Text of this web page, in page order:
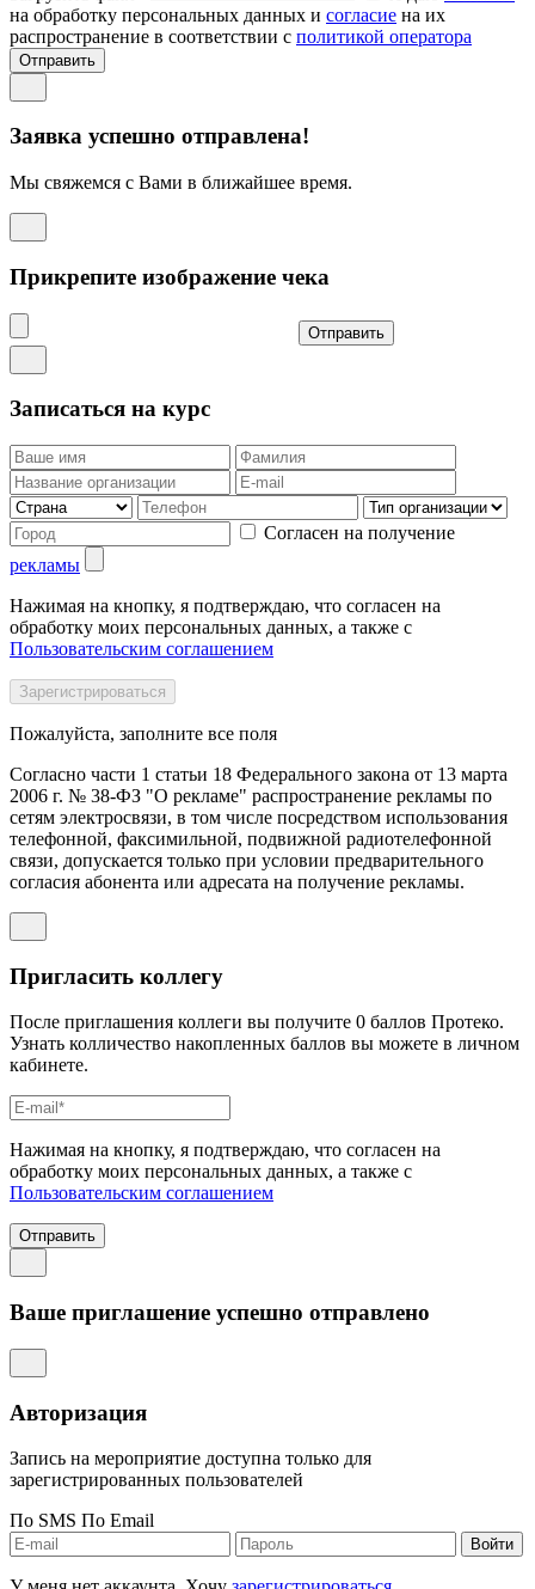
на обработку персональных данных и согласие на их
распространение в соответствии с политикой оператора
Отправить
Заявка успешно отправлена!
Мы свяжемся с Вами в ближайшее время.
Прикрепите изображение чека
Отправить
Записаться на курс
Согласен на получение
рекламы
Нажимая на кнопку, я подтверждаю, что согласен на
обработку моих персональных данных, а также с
Пользовательским соглашением
Пожалуйста, заполните все поля
Согласно части 1 статьи 18 Федерального закона от 13 марта
2006 г. № 38-ФЗ "О рекламе" распространение рекламы по
сетям электросвязи, в том числе посредством использования
телефонной, факсимильной, подвижной радиотелефонной
связи, допускается только при условии предварительного
согласия абонента или адресата на получение рекламы.
Пригласить коллегу
После приглашения коллеги вы получите 0 баллов Протеко.
Узнать колличество накопленных баллов вы можете в личном
кабинете.
Нажимая на кнопку, я подтверждаю, что согласен на
обработку моих персональных данных, а также с
Пользовательским соглашением
Отправить
Ваше приглашение успешно отправлено
Авторизация
Запись на мероприятие доступна только для
зарегистрированных пользователей
По SMS По Email
Войти